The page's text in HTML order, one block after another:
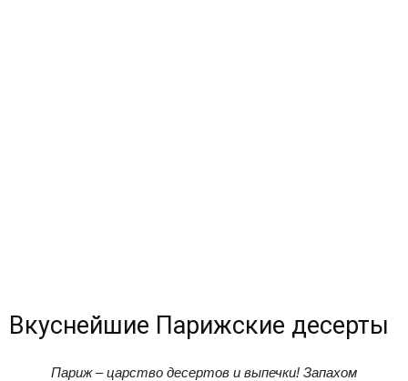
Вкуснейшие Парижские десерты
Париж – царство десертов и выпечки! Запахом